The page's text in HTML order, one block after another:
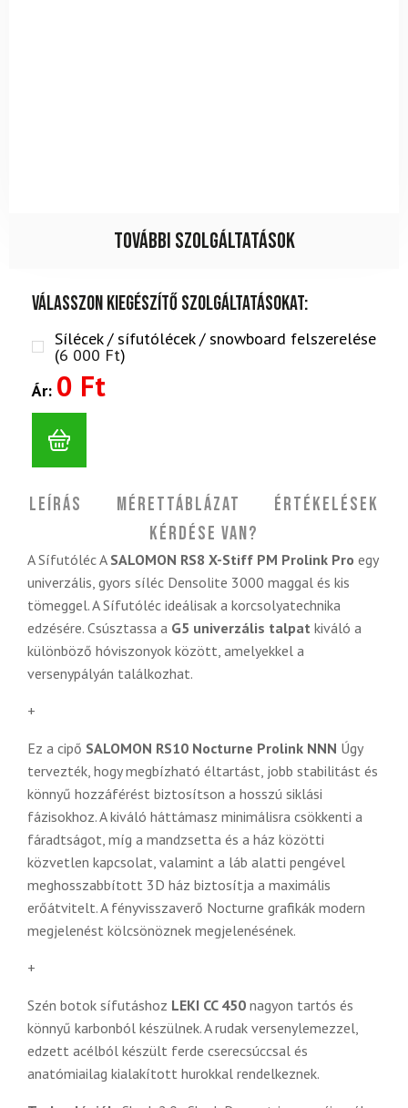
További szolgáltatások
Válasszon kiegészítő szolgáltatásokat:
Sílécek / sífutólécek / snowboard felszerelése
(6 000 Ft)
Ár: 0 Ft
Leírás Mérettáblázat
Értékelések
Kérdése van?
A Sífutóléc A SALOMON RS8 X-Stiff PM Prolink Pro egy
univerzális, gyors síléc Densolite 3000 maggal és kis
tömeggel. A Sífutóléc ideálisak a korcsolyatechnika
edzésére. Csúsztassa a G5 univerzális talpat kiváló a
különböző hóviszonyok között, amelyekkel a
versenypályán találkozhat.
+
Ez a cipő SALOMON RS10 Nocturne Prolink NNN Úgy
tervezték, hogy megbízható éltartást, jobb stabilitást és
könnyű hozzáférést biztosítson a hosszú siklási
fázisokhoz. A kiváló háttámasz minimálisra csökkenti a
fáradtságot, míg a mandzsetta és a ház közötti
közvetlen kapcsolat, valamint a láb alatti pengével
meghosszabbított 3D ház biztosítja a maximális
erőátvitelt.A fényvisszaverő Nocturne grafikák modern
megjelenést kölcsönöznek megjelenésének.
+
Szén botok sífutáshoz LEKI CC 450 nagyon tartós és
könnyű karbonból készülnek. A rudak versenylemezzel,
edzett acélból készült ferde cserecsúccsal és
anatómiailag kialakított hurokkal rendelkeznek.